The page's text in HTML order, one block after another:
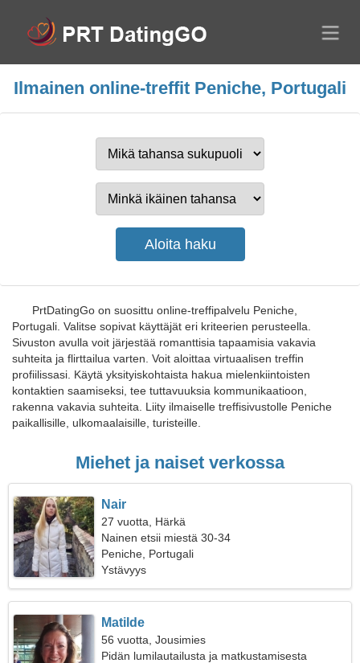
Ilmainen online-treffit Peniche, Portugali
PrtDatingGo on suosittu online-treffipalvelu Peniche,
Portugali. Valitse sopivat käyttäjät eri kriteerien perusteella.
Sivuston avulla voit järjestää romanttisia tapaamisia vakavia
suhteita ja flirttailua varten. Voit aloittaa virtuaalisen treffin
profiilissasi. Käytä yksityiskohtaista hakua mielenkiintoisten
kontaktien saamiseksi, tee tuttavuuksia kommunikaatioon,
rakenna vakavia suhteita. Liity ilmaiselle treffisivustolle Peniche
paikallisille, ulkomaalaisille, turisteille.
Miehet ja naiset verkossa
Nair
27 vuotta, Härkä
Nainen etsii miestä 30-34
Peniche, Portugali
Ystävyys
Matilde
56 vuotta, Jousimies
Pidän lumilautailusta ja matkustamisesta